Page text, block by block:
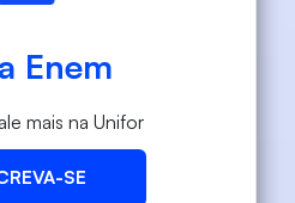
Enem
mais na Unifor
SE